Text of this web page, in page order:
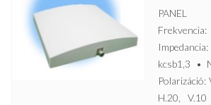
PANEL
kcsb1,3 •
Polarizáció:
H.20,